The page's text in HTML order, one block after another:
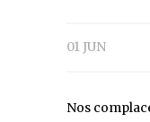
01 JUN
Nos